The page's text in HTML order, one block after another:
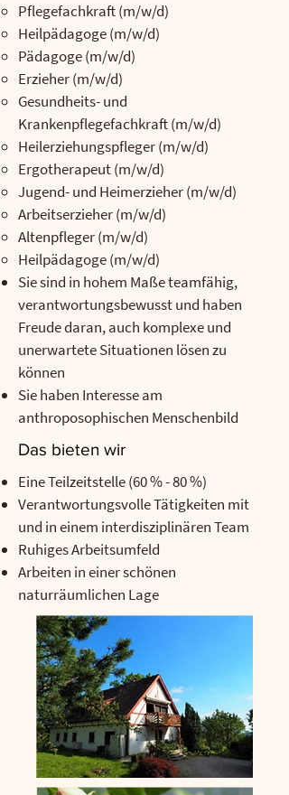
Pflegefachkraft (m/w/d)
Heilpädagoge (m/w/d)
Pädagoge (m/w/d)
Erzieher (m/w/d)
Gesundheits- und
Krankenpflegefachkraft (m/w/d)
Heilerziehungspfleger (m/w/d)
Ergotherapeut (m/w/d)
Jugend- und Heimerzieher (m/w/d)
Arbeitserzieher (m/w/d)
Altenpfleger (m/w/d)
Heilpädagoge (m/w/d)
Sie sind in hohem Maße teamfähig,
verantwortungsbewusst und haben
Freude daran, auch komplexe und
unerwartete Situationen lösen zu
können
Sie haben Interesse am
anthroposophischen Menschenbild
Das bieten wir
Eine Teilzeitstelle (60 % - 80 %)
Verantwortungsvolle Tätigkeiten mit
und in einem interdisziplinären Team
Ruhiges Arbeitsumfeld
Arbeiten in einer schönen
naturräumlichen Lage